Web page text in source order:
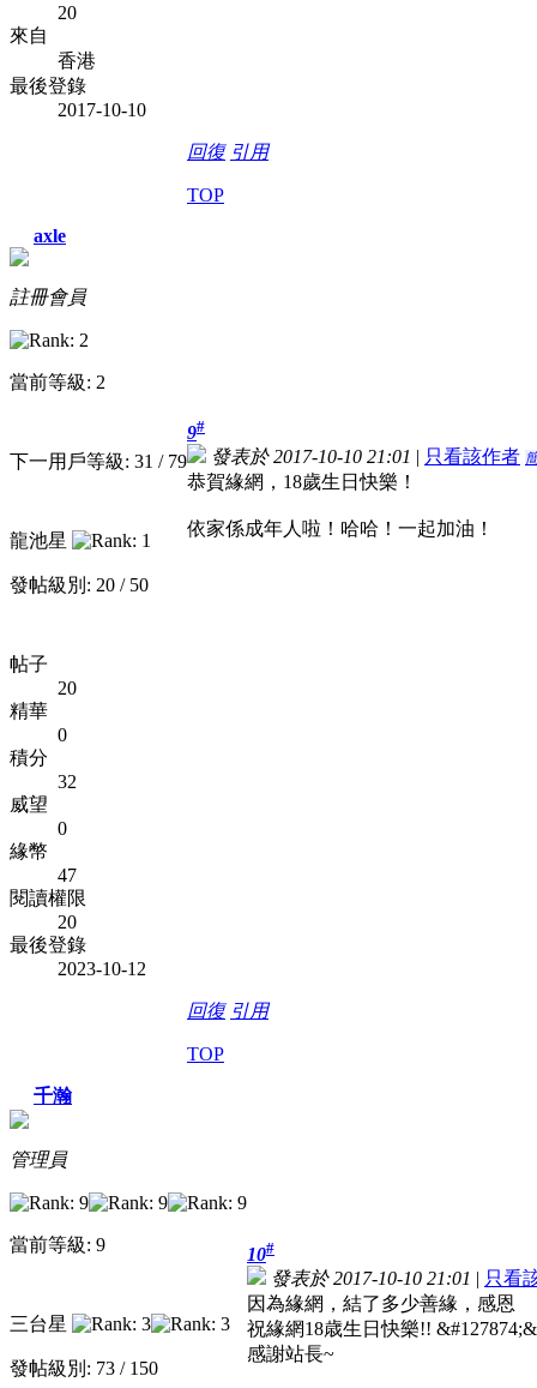
20
來自
香港
最後登錄
2017-10-10
回復 引用
TOP
axle
註冊會員
當前等級: 2
下一用戶等級: 31 / 79
龍池星
發帖級別: 20 / 50
帖子
20
精華
0
積分
32
威望
0
緣幣
47
閱讀權限
20
最後登錄
2023-10-12
9#
發表於 2017-10-10 21:01 | 只看該作者
恭賀緣網，18歲生日快樂！
依家係成年人啦！哈哈！一起加油！
回復 引用
TOP
千瀚
管理員
當前等級: 9
三台星
發帖級別: 73 / 150
10#
發表於 2017-10-10 21:01 | 只看
因為緣網，結了多少善緣，感恩
祝緣網18歳生日快樂!!
感謝站長~